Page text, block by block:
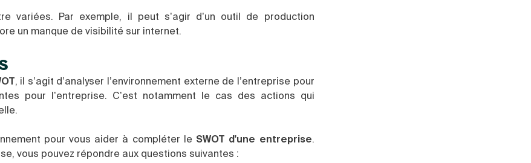
variées. Par exemple, il peut s’agir d’un outil de production
un manque de visibilité sur internet.
, il s’agit d’analyser l’environnement externe de l’entreprise pour
pour l’entreprise. C’est notamment le cas des actions qui
pour vous aider à compléter le SWOT d'une entreprise.
vous pouvez répondre aux questions suivantes :